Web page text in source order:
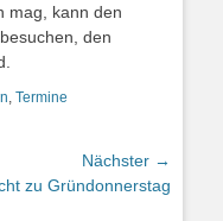
mag, kann den
den
Termine
Nächster →
zu Gründonnerstag